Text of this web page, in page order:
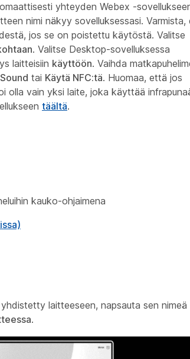
yhteyden Webex -
nimi näkyy sovelluksessasi. Varmista,
jos se on poistettu käytöstä. Valitse
. Valitse Desktop-sovelluksessa
laitteisiin käyttöön. Vaihda
tai Käytä NFC:tä. Huomaa, että jos
olla vain yksi laite, joka käyttää
täältä.
kauko-ohjaimena
laitteeseen, napsauta sen nimeä
.